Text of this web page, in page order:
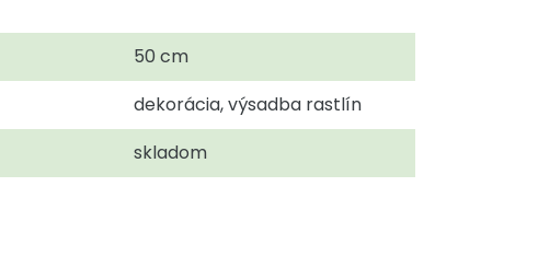
50 cm
dekorácia, výsadba rastlín
skladom